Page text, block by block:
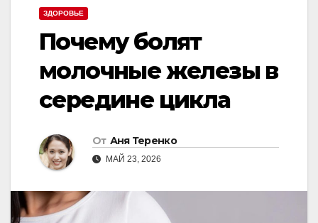
ЗДОРОВЬЕ
Почему болят
молочные железы в
середине цикла
От Аня Теренко
МАЙ 23, 2026